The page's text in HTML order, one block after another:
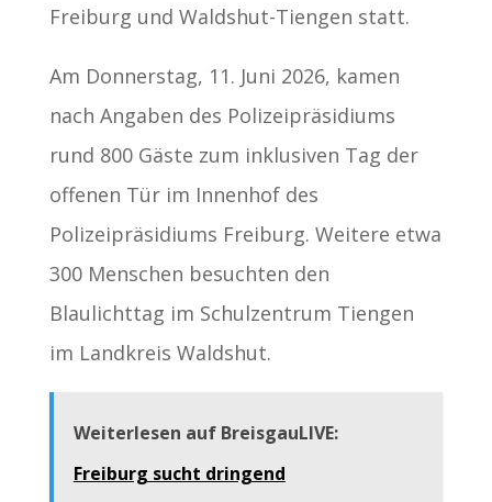
Freiburg und Waldshut-Tiengen statt.
Am Donnerstag, 11. Juni 2026, kamen
nach Angaben des Polizeipräsidiums
rund 800 Gäste zum inklusiven Tag der
offenen Tür im Innenhof des
Polizeipräsidiums Freiburg. Weitere etwa
300 Menschen besuchten den
Blaulichttag im Schulzentrum Tiengen
im Landkreis Waldshut.
Weiterlesen auf BreisgauLIVE:
Freiburg sucht dringend